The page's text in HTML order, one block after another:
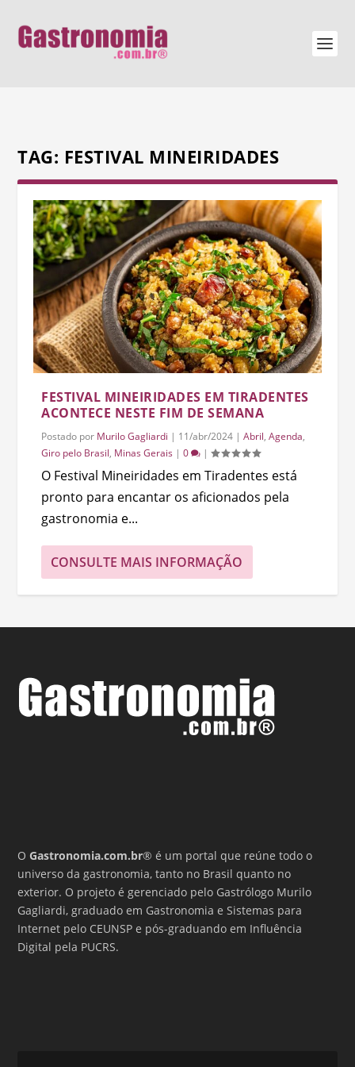
TAG: FESTIVAL MINEIRIDADES
FESTIVAL MINEIRIDADES EM TIRADENTES
ACONTECE NESTE FIM DE SEMANA
Postado por Murilo Gagliardi | 11/abr/2024 |Abril,Agenda,
Giro pelo Brasil, Minas Gerais |0 |
O Festival Mineiridades em Tiradentes está
pronto para encantar os aficionados pela
gastronomia e...
CONSULTE MAIS INFORMAÇÃO
OGastronomia.com.br® é um portal que reúne todo o
universo da gastronomia, tanto no Brasil quanto no
exterior. O projeto é gerenciado pelo Gastrólogo Murilo
Gagliardi, graduado em Gastronomia e Sistemas para
Internet pelo CEUNSP e pós-graduando em Influência
Digital pela PUCRS.